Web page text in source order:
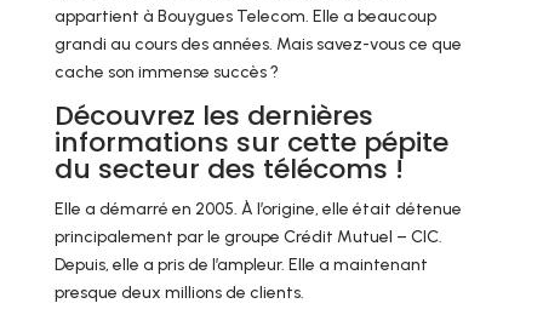
appartient à Bouygues Telecom. Elle a beaucoup
grandi au cours des années. Mais savez-vous ce que
cache son immense succès ?
Découvrez les dernières
informations sur cette pépite
du secteur des télécoms !
Elle a démarré en 2005. À l’origine, elle était détenue
principalement par le groupe Crédit Mutuel – CIC.
Depuis, elle a pris de l’ampleur. Elle a maintenant
presque deux millions de clients.